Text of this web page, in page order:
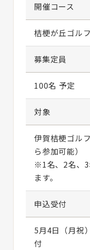
開催コース
桔梗が丘ゴル
募集定員
100名 予定
対象
伊賀桔梗ゴル
ら参加可能）
※1名、2名、3
ます。
申込受付
5月4日（月祝
付